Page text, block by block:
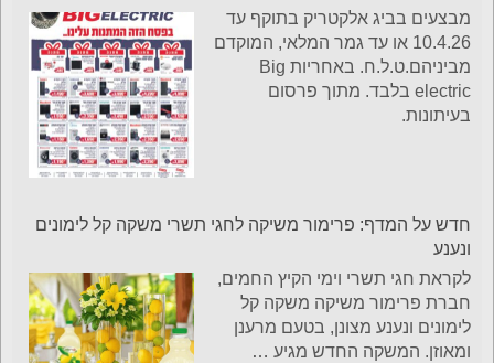
מבצעים בביג אלקטריק בתוקף עד
10.4.26 או עד גמר המלאי, המוקדם
מביניהם.ט.ל.ח. באחריות Big
electric בלבד. מתוך פרסום
בעיתונות.
חדש על המדף: פרימור משיקה לחגי תשרי משקה קל לימונים
ונענע
לקראת חגי תשרי וימי הקיץ החמים,
חברת פרימור משיקה משקה קל
לימונים ונענע מצונן, בטעם מרענן
ומאוזן. המשקה החדש מגיע …